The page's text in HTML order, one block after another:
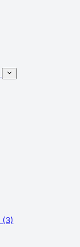
(3)